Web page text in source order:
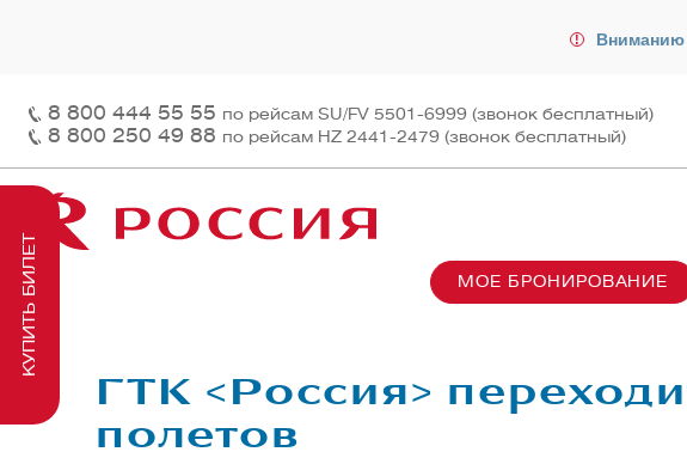
Вниманию
8 800 444 55 55 по рейсам SU/FV 5501-6999 (звонок бесплатный)
8 800 250 49 88 по рейсам HZ 2441-2479 (звонок бесплатный)
МОЕ БРОНИРОВАНИЕ
Заказ чартера
Пассажирам
ГТК <Россия>
полетов
КУПИТЬ БИЛЕТ